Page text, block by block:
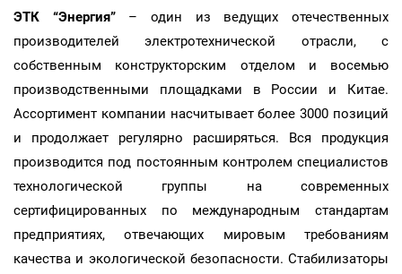
ЭТК “Энергия”– один из ведущих отечественных
производителей электротехнической отрасли, с
собственным конструкторским отделом и восемью
производственными площадками в России и Китае.
Ассортимент компании насчитывает более 3000 позиций
и продолжает регулярно расширяться. Вся продукция
производится под постоянным контролем специалистов
технологической группы на современных
сертифицированных по международным стандартам
предприятиях, отвечающих мировым требованиям
качества и экологической безопасности. Стабилизаторы